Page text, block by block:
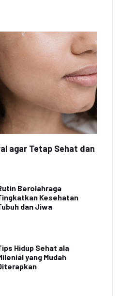
agar Tetap Sehat dan
Berolahraga
Kesehatan
dan Jiwa
Hidup Sehat ala
yang Mudah